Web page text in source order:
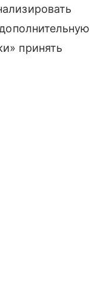
принять